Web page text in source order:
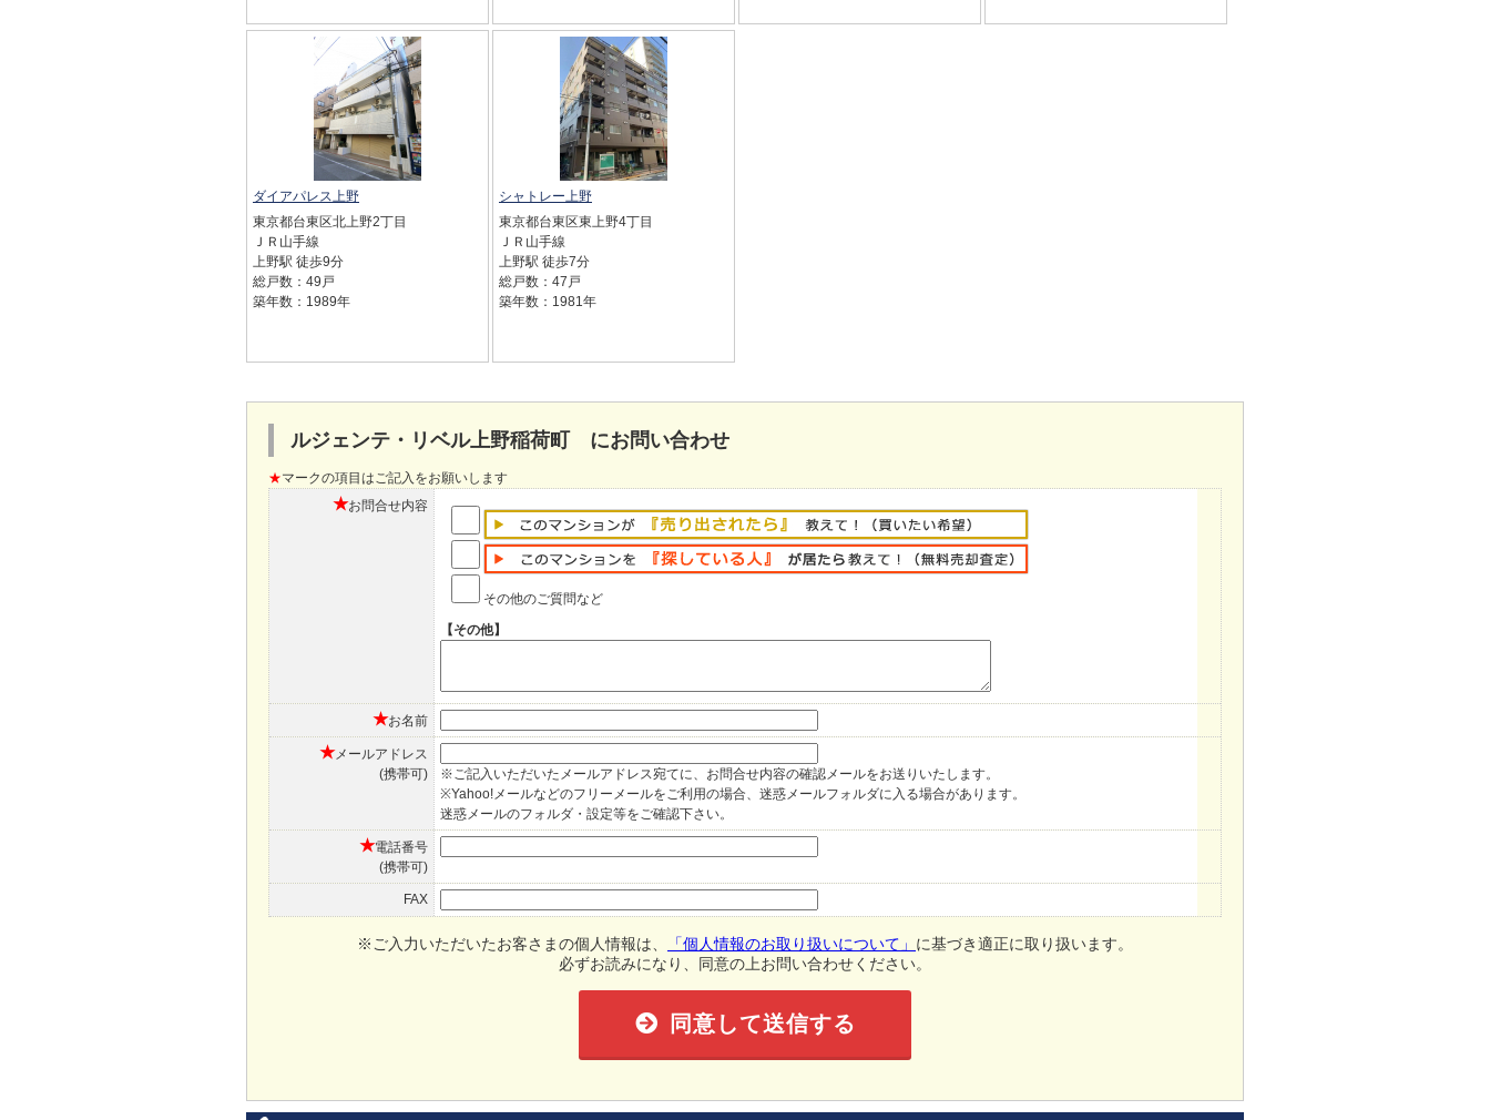
ダイアパレス上野
東京都台東区北上野2丁目
ＪＲ山手線
上野駅 徒歩9分
総戸数：49戸
築年数：1989年
シャトレー上野
東京都台東区東上野4丁目
ＪＲ山手線
上野駅 徒歩7分
総戸数：47戸
築年数：1981年
ルジェンテ・リベル上野稲荷町 にお問い合わせ
★マークの項目はご記入をお願いします
★お問合せ内容
その他のご質問など
【その他】
★お名前
★メールアドレス
(携帯可)
※ご記入いただいたメールアドレス宛てに、お問合せ内容の確認メールをお送りいたします。
※Yahoo!メールなどのフリーメールをご利用の場合、迷惑メールフォルダに入る場合があります。
迷惑メールのフォルダ・設定等をご確認下さい。
★電話番号
(携帯可)
FAX
※ご入力いただいたお客さまの個人情報は、 「個人情報のお取り扱いについて」 に基づき適正に取り扱います。
必ずお読みになり、同意の上お問い合わせください。
同意して送信する